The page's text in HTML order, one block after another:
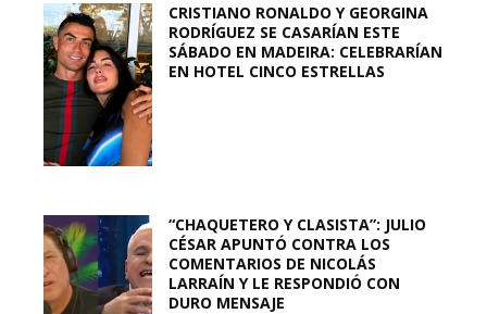
CRISTIANO RONALDO Y GEORGINA
RODRÍGUEZ SE CASARÍAN ESTE
SÁBADO EN MADEIRA: CELEBRARÍAN
EN HOTEL CINCO ESTRELLAS
“CHAQUETERO Y CLASISTA”: JULIO
CÉSAR APUNTÓ CONTRA LOS
COMENTARIOS DE NICOLÁS
LARRAÍN Y LE RESPONDIÓ CON
DURO MENSAJE